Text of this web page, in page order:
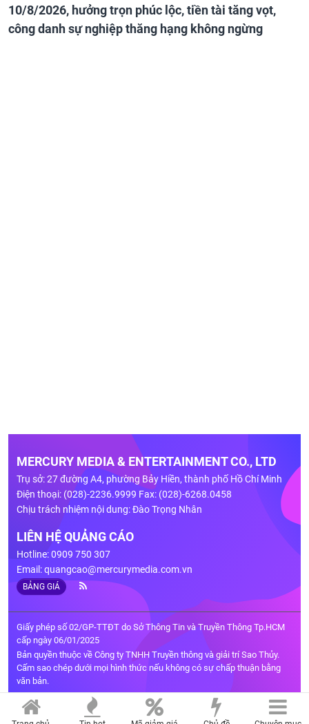
10/8/2026, hưởng trọn phúc lộc, tiền tài tăng vọt,
công danh sự nghiệp thăng hạng không ngừng
MERCURY MEDIA & ENTERTAINMENT CO., LTD
Trụ sở: 27 đường A4, phường Bảy Hiền, thành phố Hồ Chí Minh
Điện thoại: (028)-2236.9999 Fax: (028)-6268.0458
Chịu trách nhiệm nội dung: Đào Trọng Nhân
LIÊN HỆ QUẢNG CÁO
Hotline: 0909 750 307
Email:quangcao@mercurymedia.com.vn
BẢNG GIÁ
Giấy phép số 02/GP-TTĐT do Sở Thông Tin và Truyền Thông Tp.HCM
cấp ngày 06/01/2025
Bản quyền thuộc về Công ty TNHH Truyền thông và giải trí Sao Thủy.
Cấm sao chép dưới mọi hình thức nếu không có sự chấp thuận bằng
văn bản.